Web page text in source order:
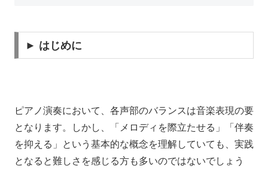
► はじめに
ピアノ演奏において、各声部のバランスは音楽表現の要
となります。しかし、「メロディを際立たせる」「伴奏
を抑える」という基本的な概念を理解していても、実践
となると難しさを感じる方も多いのではないでしょう